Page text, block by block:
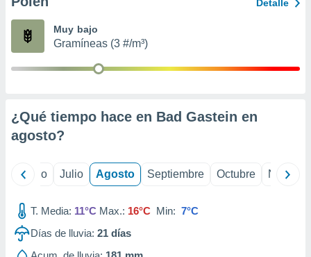
publicidad
1199
Detalle
Muy bajo
Gramíneas (3 #/m³)
¿Qué tiempo hace en Bad Gastein en
agosto?
Junio Julio Agosto Septiembre Octubre
T. Media: 11°C Max.: 16°C Min: 7°C
Días de lluvia: 21 días